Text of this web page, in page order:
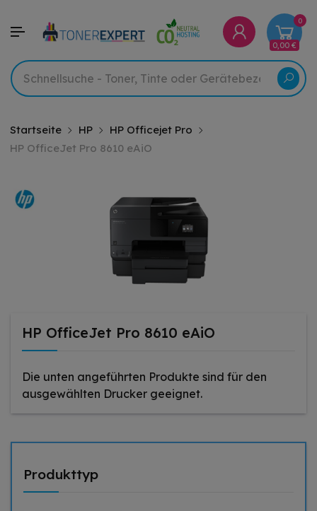
0
0,00 €
Startseite HP
HP Officejet Pro
HP OfficeJet Pro 8610 eAiO
HP OfficeJet Pro 8610 eAiO
Die unten angeführten Produkte sind für den
ausgewählten Drucker geeignet.
Produkttyp